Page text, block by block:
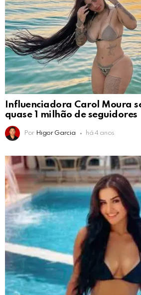
Influenciadora Carol Moura
quase 1 milhão de seguidores
Por Higor Garcia há 4 anos